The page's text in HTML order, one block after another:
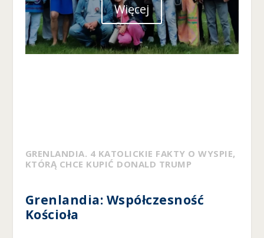
Więcej
GRENLANDIA. 4 KATOLICKIE FAKTY O WYSPIE,
KTÓRĄ CHCE KUPIĆ DONALD TRUMP
Grenlandia: Współczesność
Kościoła
D
o
ś
w
b
y
s